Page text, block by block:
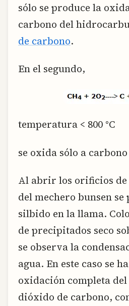
sólo se produce la
carbono del
de carbono.
En el segundo,
temperatura < 800 °C
se oxida sólo a
Al abrir los orificios de
del mechero bunsen
silbido en la llama.
de precipitados seco
se observa la
agua. En este caso se
oxidación completa
dióxido de carbono,